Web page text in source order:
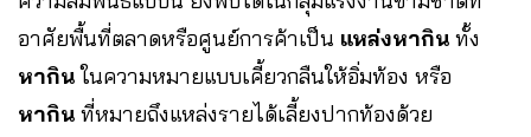
อาศัยพื้นที่ตลาดหรือศูนย์การค้าเป็น แหล่งหากิน ทั้ง
หากินในความหมายแบบเคี้ยวกลืนให้อิ่มท้อง หรือ
หากิน ที่หมายถึงแหล่งรายได้เลี้ยงปากท้องด้วย